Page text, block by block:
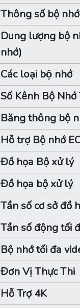
Thông số bộ nhớ
Dung lượng bộ
nhớ)
Các loại bộ nhớ
Số Kênh Bộ Nhớ
Băng thông bộ
Hỗ trợ Bộ nhớ
Đồ họa Bộ xử lý
Đồ họa bộ xử lý
Tần số cơ sở đồ
Tần số động tối
Bộ nhớ tối đa
Đơn Vị Thực Thi
Hỗ Trợ 4K